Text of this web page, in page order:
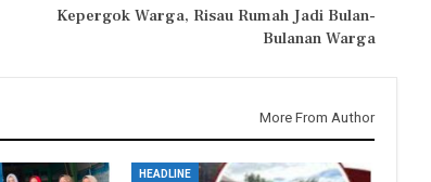
Kepergok Warga, Risau Rumah Jadi Bulan-
Bulanan Warga
More From Author
HEADLINE